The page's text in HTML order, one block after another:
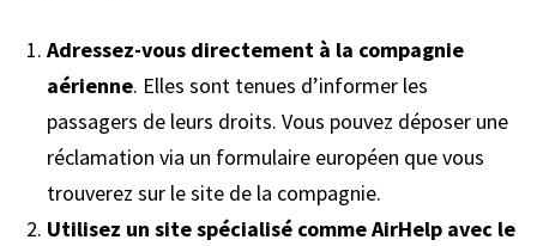
Adressez-vous directement à la compagnie
aérienne. Elles sont tenues d’informer les
passagers de leurs droits. Vous pouvez déposer une
réclamation via un formulaire européen que vous
trouverez sur le site de la compagnie.
Utilisez un site spécialisé comme AirHelp avec le